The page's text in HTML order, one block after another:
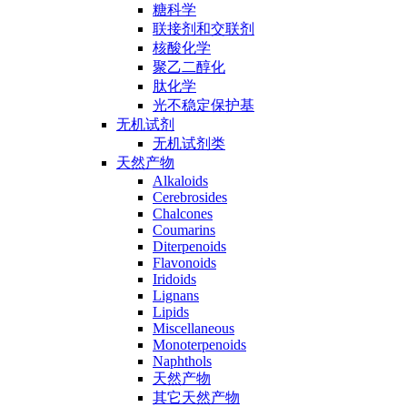
糖科学
联接剂和交联剂
核酸化学
聚乙二醇化
肽化学
光不稳定保护基
无机试剂
无机试剂类
天然产物
Alkaloids
Cerebrosides
Chalcones
Coumarins
Diterpenoids
Flavonoids
Iridoids
Lignans
Lipids
Miscellaneous
Monoterpenoids
Naphthols
天然产物
其它天然产物